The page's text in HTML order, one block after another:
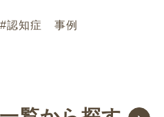
#認知症 事例